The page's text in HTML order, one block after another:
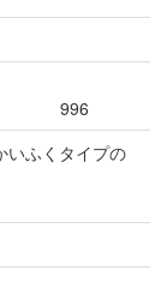
996
いふくタイプの